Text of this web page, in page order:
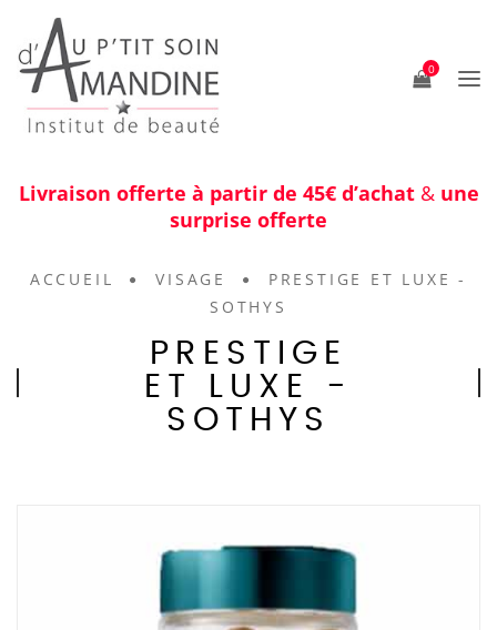
0
Livraison offerte à partir de 45€ d’achat & une
surprise offerte
ACCUEIL VISAGE
PRESTIGE ET LUXE -
SOTHYS
PRESTIGE
ET LUXE -
SOTHYS